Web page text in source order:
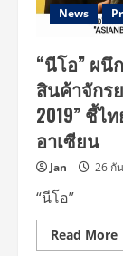
News
“นีโอ” ผนึ
สินค้าจักรย
2019” ชี้ไ
อาเซียน
Jan 26 กั
“นีโอ”
Read More